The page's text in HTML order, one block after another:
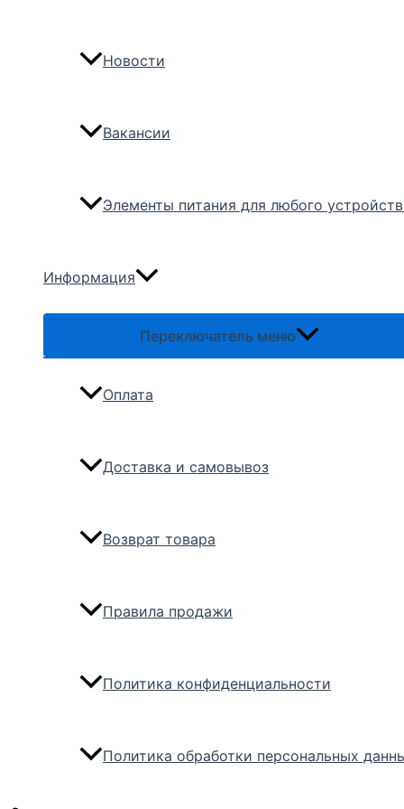
Новости
Вакансии
Элементы питания для любого
Информация
Переключатель меню
Оплата
Доставка и самовывоз
Возврат товара
Правила продажи
Политика конфиденциальности
Политика обработки персональных